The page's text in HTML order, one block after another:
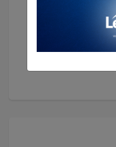
Encontramos